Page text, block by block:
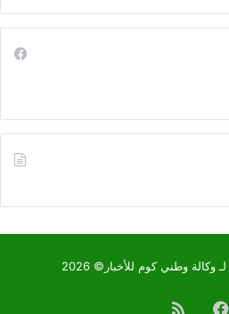
وطني كوم للأخبار© 2026
فيسبوكملخص